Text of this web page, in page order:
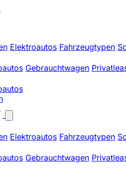
Elektroautos Fahrzeugtypen
Gebrauchtwagen
Elektroautos Fahrzeugtypen
Gebrauchtwagen